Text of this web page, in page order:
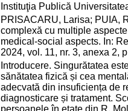
Instituţia Publică
PRISACARU, Larisa; PUIA,
complexă cu multiple
medical-social aspects. In:
2024, vol. 11, nr. 3, anexa 2,
Introducere. Singurătatea
sănătatea fizică și cea
adecvată din insuficiența de
diagnosticare și tratament.
persoanele în etate din R.